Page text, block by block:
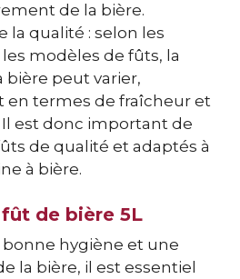
de la bière.
la qualité : selon les
modèles de fûts, la
bière peut varier,
termes de fraîcheur et
est donc important de
de qualité et adaptés à
à bière.
de bière 5L
hygiène et une
la bière, il est essentiel